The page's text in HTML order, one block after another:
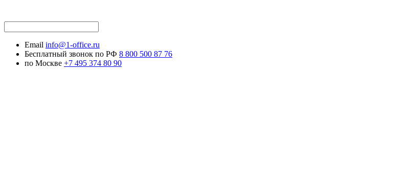
Email info@1-office.ru
Бесплатный звонок по РФ 8 800 500 87 76
по Москве +7 495 374 80 90